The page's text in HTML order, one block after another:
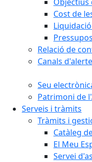
Cost de
Relació de
Canals
Seu
Patrimoni de
Serveis i tràmits
Tràmits i
Catàleg
El Meu
Servei